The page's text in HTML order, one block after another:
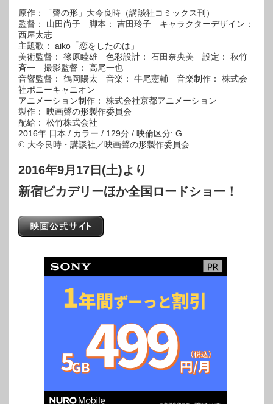
原作：「聲の形」大今良時（講談社コミックス刊）
監督： 山田尚子 脚本： 吉田玲子 キャラクターデザイン：
西屋太志
主題歌： aiko「恋をしたのは」
美術監督： 篠原睦雄 色彩設計： 石田奈央美 設定： 秋竹
斉一 撮影監督： 高尾一也
音響監督： 鶴岡陽太 音楽： 牛尾憲輔 音楽制作： 株式会
社ポニーキャニオン
アニメーション制作： 株式会社京都アニメーション
製作： 映画聲の形製作委員会
配給： 松竹株式会社
2016年 日本 / カラー / 129分 / 映倫区分: G
© 大今良時・講談社／映画聲の形製作委員会
2016年9月17日(土)より
新宿ピカデリーほか全国ロードショー！